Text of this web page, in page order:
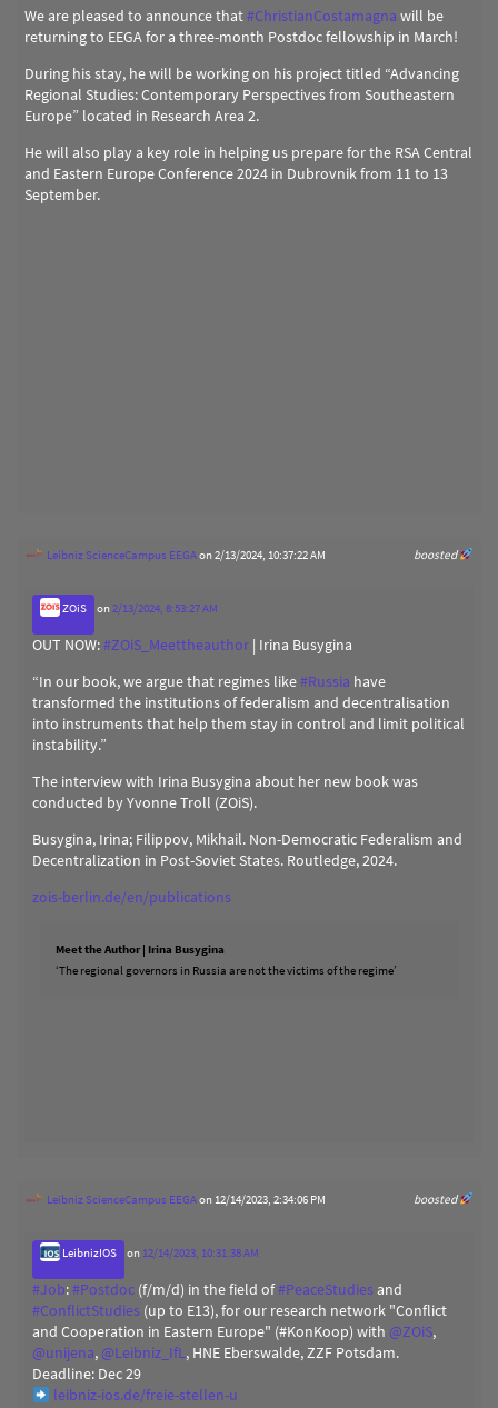
We are pleased to announce that#ChristianCostamagna will be
returning to EEGA for a three-month Postdoc fellowship in March!
During his stay, he will be working on his project titled “Advancing
Regional Studies: Contemporary Perspectives from Southeastern
Europe” located in Research Area 2.
He will also play a key role in helping us prepare for the RSA Central
and Eastern Europe Conference 2024 in Dubrovnik from 11 to 13
September.
boosted
Leibniz ScienceCampus EEGAon 2/13/2024, 10:37:22 AM
ZOiS on2/13/2024, 8:53:27 AM
OUT NOW:#ZOiS_Meettheauthor | Irina Busygina
“In our book, we argue that regimes like#Russia have
transformed the institutions of federalism and decentralisation
into instruments that help them stay in control and limit political
instability.”
The interview with Irina Busygina about her new book was
conducted by Yvonne Troll (ZOiS).
Busygina, Irina; Filippov, Mikhail. Non-Democratic Federalism and
Decentralization in Post-Soviet States. Routledge, 2024.
zois-berlin.de/en/publications
Meet the Author | Irina Busygina
‘The regional governors in Russia are not the victims of the regime’
boosted
Leibniz ScienceCampus EEGAon 12/14/2023, 2:34:06 PM
LeibnizIOS on 12/14/2023, 10:31:38 AM
#Job:#Postdoc (f/m/d) in the field of#PeaceStudiesand
#ConflictStudies (up to E13), for our research network "Conflict
and Cooperation in Eastern Europe" (#KonKoop) with @ZOiS,
@unijena, @Leibniz_IfL, HNE Eberswalde, ZZF Potsdam.
Deadline: Dec 29
leibniz-ios.de/freie-stellen-u